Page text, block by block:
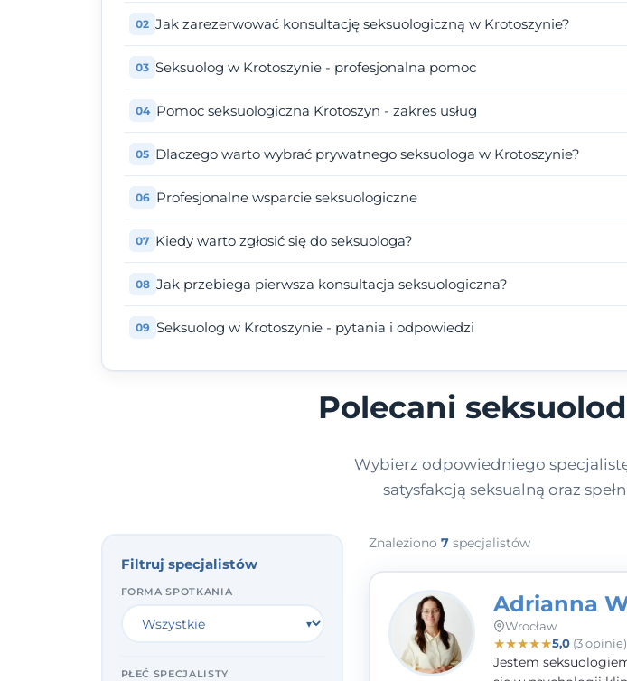
Jak zarezerwować konsultację seksuologiczną w Krotoszynie?
Seksuolog w Krotoszynie - profesjonalna pomoc
Pomoc seksuologiczna Krotoszyn - zakres usług
Dlaczego warto wybrać prywatnego seksuologa w Krotoszynie?
Profesjonalne wsparcie seksuologiczne
Kiedy warto zgłosić się do seksuologa?
Jak przebiega pierwsza konsultacja seksuologiczna?
Seksuolog w Krotoszynie - pytania i odpowiedzi
Polecani
Wybierz odpowiedniego
satysfakcją seksualną oraz
Filtruj specjalistów
FORMA SPOTKANIA
PŁEĆ SPECJALISTY
Znaleziono 7 specjalistów
Adrianna
Wrocław
★★★★★5,0(3 opinie)
Jestem